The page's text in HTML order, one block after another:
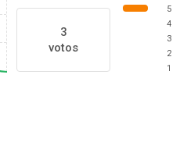
3
votos
5
4
3
2
1